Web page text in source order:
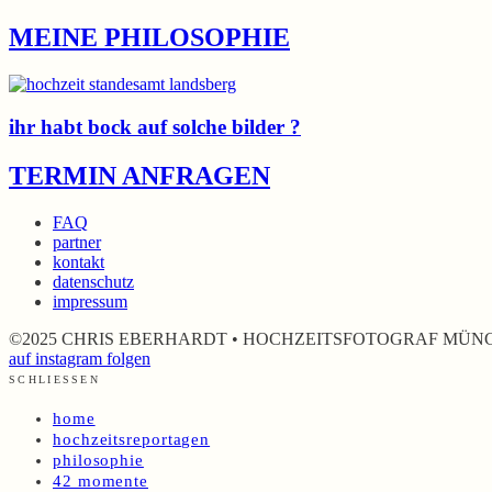
MEINE PHILOSOPHIE
ihr habt bock auf solche bilder ?
TERMIN ANFRAGEN
FAQ
partner
kontakt
datenschutz
impressum
©2025 CHRIS EBERHARDT • HOCHZEITSFOTOGRAF
auf instagram folgen
SCHLIESSEN
home
hochzeitsreportagen
philosophie
42 momente